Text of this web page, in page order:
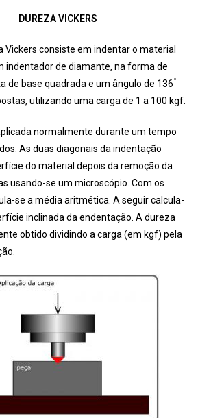
DUREZA VICKERS
Vickers consiste em indentar o material
indentador de diamante, na forma de
de base quadrada e um ângulo de 136°
utilizando uma carga de 1 a 100 kgf.
normalmente durante um tempo
As duas diagonais da indentação
do material depois da remoção da
usando-se um microscópio. Com os
se a média aritmética. A seguir calcula-
inclinada da endentação. A dureza
obtido dividindo a carga (em kgf) pela